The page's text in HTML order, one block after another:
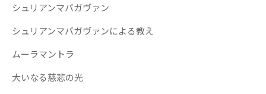
シュリアンマバガヴァン
シュリアンマバガヴァンによる教え
ムーラマントラ
大いなる慈悲の光